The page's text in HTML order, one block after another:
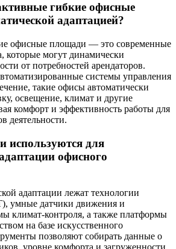
гибкие офисные
адаптацией?
офисные площади — это современные
которые могут динамически
от потребностей арендаторов.
системы управления
такие офисы автоматически
освещение, климат и другие
комфорт и эффективность работы для
деятельности.
используются для
офисного
адаптации лежат технологии
умные датчики движения и
климат-контроля, а также платформы
на базе искусственного
позволяют собирать данные о